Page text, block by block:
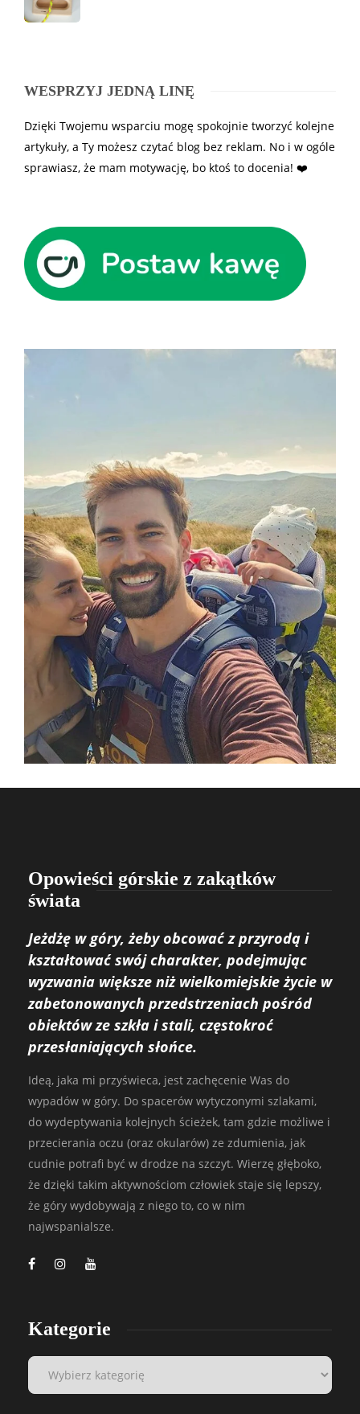
WESPRZYJ JEDNĄ LINĘ
Dzięki Twojemu wsparciu mogę spokojnie tworzyć kolejne
artykuły, a Ty możesz czytać blog bez reklam. No i w ogóle
sprawiasz, że mam motywację, bo ktoś to docenia! ❤️
Opowieści górskie z zakątków
świata
Jeżdżę w góry, żeby obcować z przyrodą i
kształtować swój charakter, podejmując
wyzwania większe niż wielkomiejskie życie w
zabetonowanych przedstrzeniach pośród
obiektów ze szkła i stali, częstokroć
przesłaniających słońce.
Ideą, jaka mi przyświeca, jest zachęcenie Was do
wypadów w góry. Do spacerów wytyczonymi szlakami,
do wydeptywania kolejnych ścieżek, tam gdzie możliwe i
przecierania oczu (oraz okularów) ze zdumienia, jak
cudnie potrafi być w drodze na szczyt. Wierzę głęboko,
że dzięki takim aktywnościom człowiek staje się lepszy,
że góry wydobywają z niego to, co w nim
najwspanialsze.
Kategorie